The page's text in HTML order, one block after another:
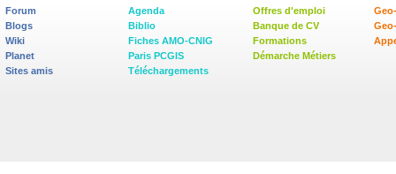
Forum
Blogs
Wiki
Planet
Sites amis
Agenda
Biblio
Fiches AMO-CNIG
Paris PCGIS
Téléchargements
Offres d'emploi
Banque de CV
Formations
Démarche Métiers